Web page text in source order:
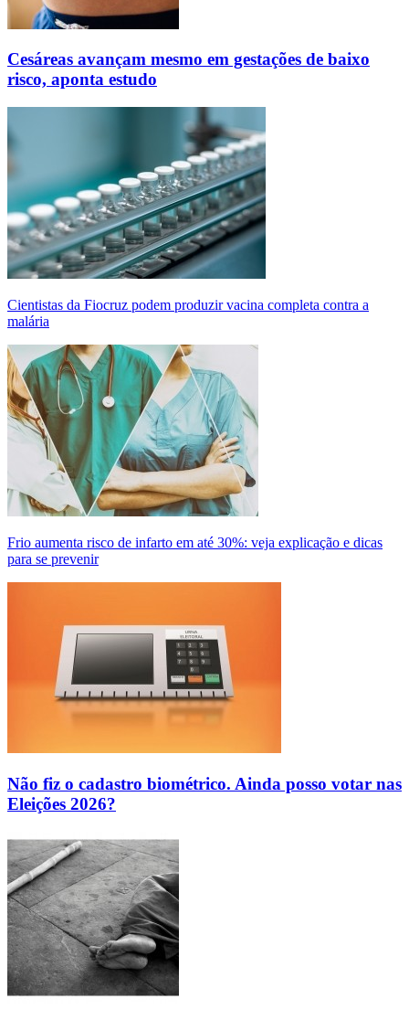
Cesáreas avançam mesmo em gestações de baixo
risco, aponta estudo
Cientistas da Fiocruz podem produzir vacina completa contra a
malária
Frio aumenta risco de infarto em até 30%: veja explicação e dicas
para se prevenir
Não fiz o cadastro biométrico. Ainda posso votar nas
Eleições 2026?